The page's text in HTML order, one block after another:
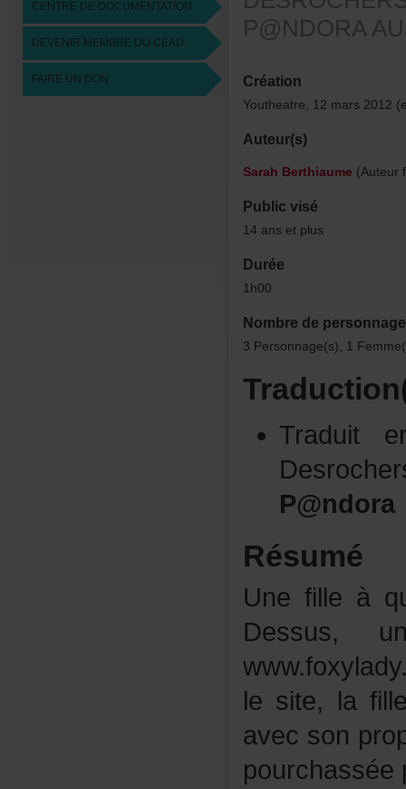
CENTREDEDOCUMENTATION
DEVENIRMEMBREDUCEAD
FAIREUNDON Création
Auteur(s)
SarahBerthiaume
Publicvisé
14ansetplus
Durée
1h00
P@ndora
Résumé